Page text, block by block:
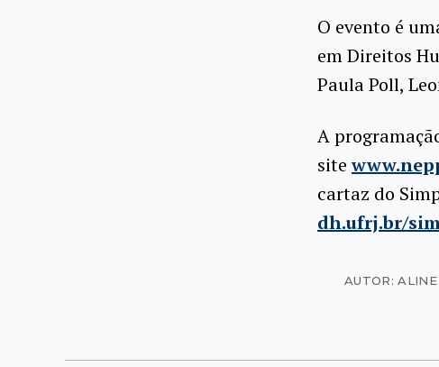
O evento é
em Direitos
Paula Poll,
A
site
cartaz do
dh.ufrj.br/
AUTOR: